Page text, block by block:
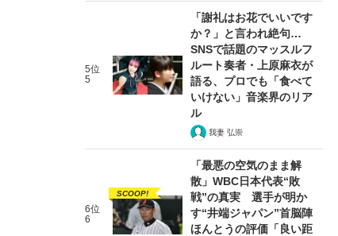
5位
5
「謝礼はお花でいいです
か？」と言われ絶句…
SNSで話題のマッスルフ
ルート奏者・上原麻衣が
語る、プロでも「食べて
いけない」音楽界のリア
ル
我妻 弘崇
6位
6
SCOOP!
「最悪の空気のまま解
散」WBC日本代表“敗
戦”の真実 選手が明か
す“井端ジャパン”首脳陣
ほんとうの評価「良い距